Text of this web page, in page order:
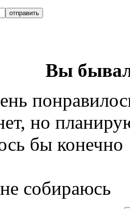
Вы
но
бы конечно
собираюсь